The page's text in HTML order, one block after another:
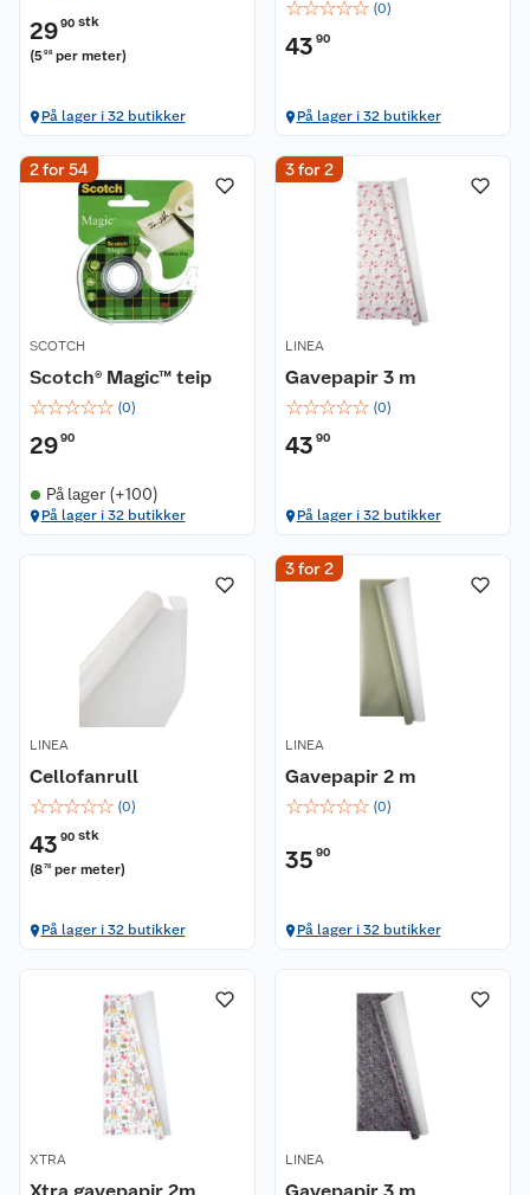
2990 stk
(598 per meter)
På lager i 32 butikker
☆☆☆☆☆ (0)
43 90
På lager i 32 butikker
2 for 54
SCOTCH
Scotch® Magic™ teip
☆☆☆☆☆ (0)
2990
På lager (+100)
På lager i 32 butikker
3 for 2
LINEA
Gavepapir 3 m
☆☆☆☆☆ (0)
43 90
På lager i 32 butikker
LINEA
Cellofanrull
☆☆☆☆☆ (0)
43 90 stk
(878 per meter)
På lager i 32 butikker
3 for 2
LINEA
Gavepapir 2 m
☆☆☆☆☆ (0)
35 90
På lager i 32 butikker
XTRA LINEA